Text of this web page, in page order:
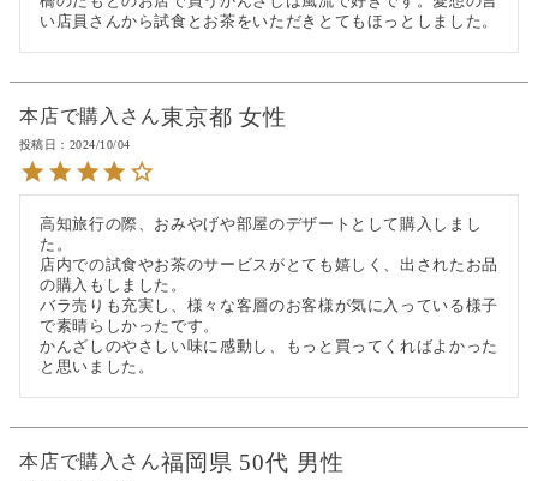
い店員さんから試食とお茶をいただきとてもほっとしました。
本店で購入 東京都 女性
投稿日 2024/10/04
高知旅行の際、おみやげや部屋のデザートとして購入しまし
た。
店内での試食やお茶のサービスがとても嬉しく、出されたお品
の購入もしました。
バラ売りも充実し、様々な客層のお客様が気に入っている様子
で素晴らしかったです。
かんざしのやさしい味に感動し、もっと買ってくればよかった
と思いました。
本店で購入 福岡県 50代 男性